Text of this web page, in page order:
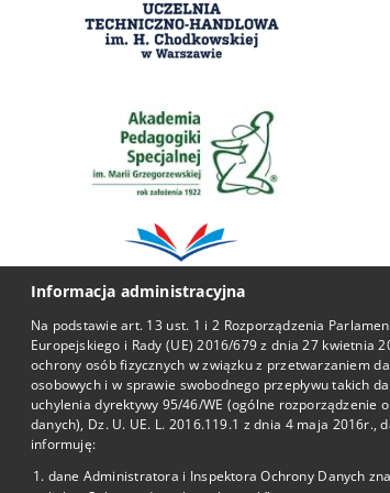
Informacja administracyjna
Na podstawie art. 13 ust. 1 i 2 Rozporządzenia
Europejskiego i Rady (UE) 2016/679 z dnia 27 kwietnia
ochrony osób fizycznych w związku z przetwarzaniem
osobowych i w sprawie swobodnego przepływu takich
uchylenia dyrektywy 95/46/WE (ogólne rozporządzenie
danych), Dz. U. UE. L. 2016.119.1 z dnia 4 maja 2016r.,
informuję:
dane Administratora i Inspektora Ochrony Danych